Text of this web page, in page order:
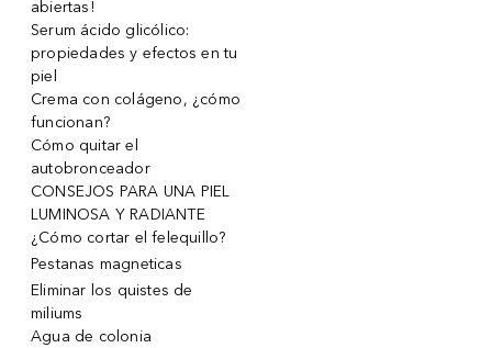
abiertas!
Serum ácido glicólico:
propiedades y efectos en tu
piel
Crema con colágeno, ¿cómo
funcionan?
Cómo quitar el
autobronceador
CONSEJOS PARA UNA PIEL
LUMINOSA Y RADIANTE
¿Cómo cortar el felequillo?
Pestanas magneticas
Eliminar los quistes de
miliums
Agua de colonia